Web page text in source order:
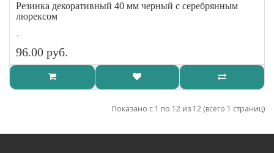
Резинка декоративный 40 мм черный с серебрянным
люрексом
..
96.00 руб.
Показано с 1 по 12 из 12 (всего 1 страниц)